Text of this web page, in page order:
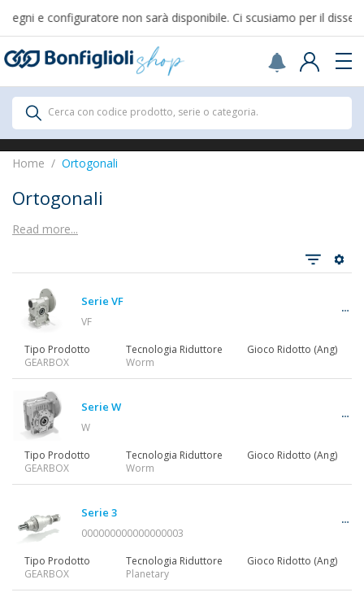
Scegli il Paese o territorio in cui sei per
acquistare online.
USA
Continue
e configuratore non sarà disponibile. Ci scusiamo per il
Prodotti
Prodotti
Riduttori
Motoriduttori
Motori
Inverter
Accessori
Cerca con codice prodotto, serie o categoria.
Home Ortogonali
Ortogonali
Read more...
Serie VF
VF
Tipo Prodotto
GEARBOX
Tecnologia Riduttore
Worm
Gioco Ridotto (Ang)
Serie W
W
Tipo Prodotto
GEARBOX
Tecnologia Riduttore
Worm
Gioco Ridotto (Ang)
Serie 3
000000000000000003
Tipo Prodotto
GEARBOX
Tecnologia Riduttore
Planetary
Gioco Ridotto (Ang)